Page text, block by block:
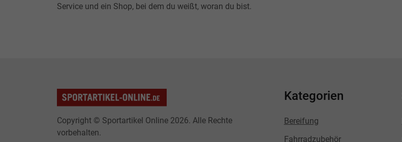
Service und ein Shop, bei dem du weißt, woran du bist.
Copyright © Sportartikel Online 2026. Alle Rechte
vorbehalten.
Kategorien
Bereifung
Fahrradzubehör